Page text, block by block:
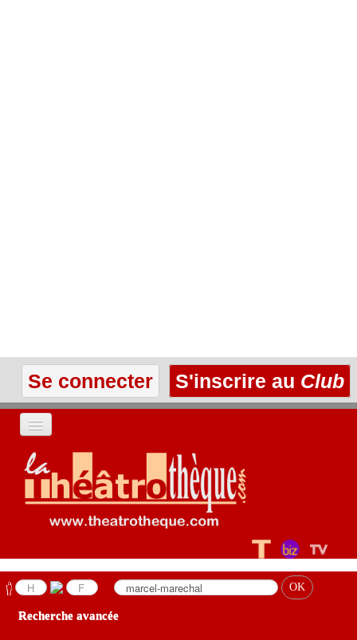
Se connecter S'inscrire au Club
ACCUEIL
LES TEXTES
LES ANNONCES
Recherche avancée